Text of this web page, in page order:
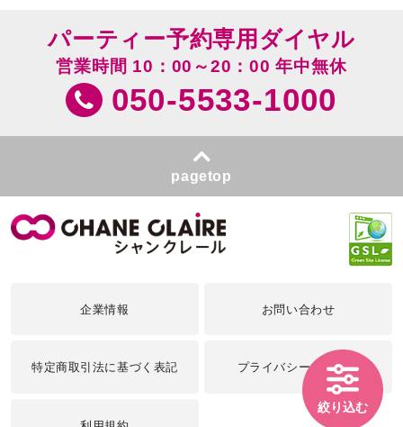
絞り込む
パーティー予約専用ダイヤル
営業時間 10：00～20：00 年中無休
050-5533-1000
pagetop
企業情報 お問い合わせ
特定商取引法に基づく表記 プライバシーポリシー